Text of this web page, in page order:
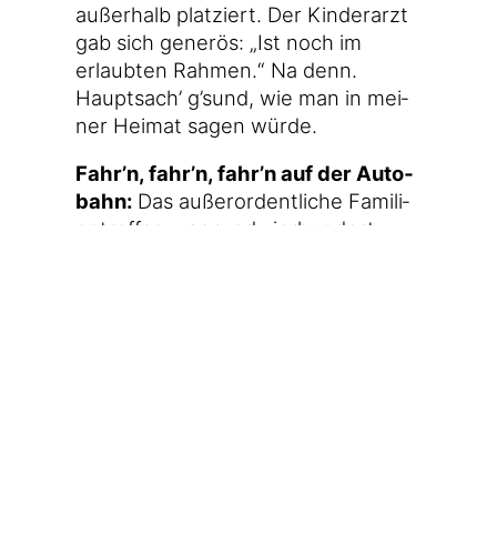
außer­halb plat­ziert. Der Kin­der­arzt
gab sich gene­rös: „Ist noch im
erlaub­ten Rah­men.“ Na denn.
Haupt­sach’ g’sund, wie man in mei­
ner Hei­mat sagen würde.
Fahr’n, fahr’n, fahr’n auf der Auto­
bahn: Das außer­or­dent­li­che Fami­li­
en­tref­fen war rund vier­hun­dert